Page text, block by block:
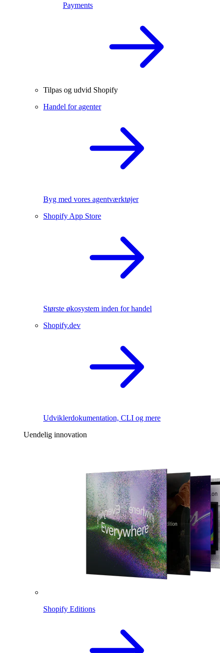
Payments
Tilpas og udvid Shopify
Handel for agenter
Byg med vores agentværktøjer
Shopify App Store
Største økosystem inden for handel
Shopify.dev
Udviklerdokumentation, CLI og mere
Uendelig innovation
Shopify Editions